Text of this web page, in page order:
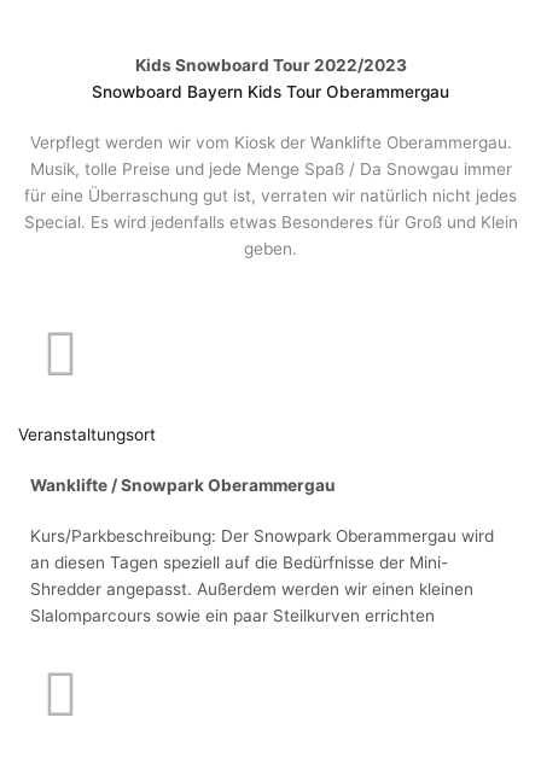
Kids Snowboard Tour 2022/2023
Snowboard Bayern Kids Tour Oberammergau
Verpflegt werden wir vom Kiosk der Wanklifte Oberammergau.
Musik, tolle Preise und jede Menge Spaß / Da Snowgau immer
für eine Überraschung gut ist, verraten wir natürlich nicht jedes
Special. Es wird jedenfalls etwas Besonderes für Groß und Klein
geben.
Veranstaltungsort
Wanklifte / Snowpark Oberammergau
Kurs/Parkbeschreibung: Der Snowpark Oberammergau wird
an diesen Tagen speziell auf die Bedürfnisse der Mini-
Shredder angepasst. Außerdem werden wir einen kleinen
Slalomparcours sowie ein paar Steilkurven errichten